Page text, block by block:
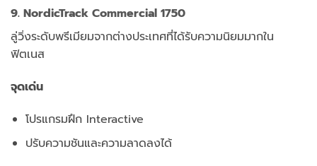
9. NordicTrack Commercial 1750
ลู่วิ่งระดับพรีเมียมจากต่างประเทศที่ได้รับความนิยมมากใน
ฟิตเนส
จุดเด่น
โปรแกรมฝึก Interactive
ปรับความชันและความลาดลงได้